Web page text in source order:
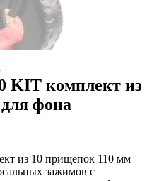
KIT комплект из
фона
из 10 прищепок 110 мм
зажимов с